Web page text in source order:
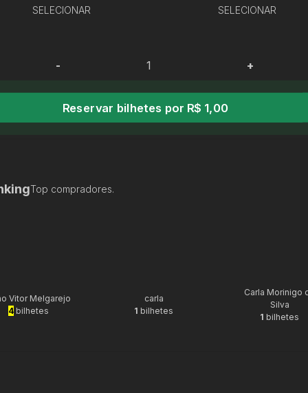
SELECIONAR SELECIONAR
- +
Reservar bilhetes por R$ 1,00
Top compradores.
Vitor Melgarejo
4bilhetes
carla
1 bilhetes
Carla Morinigo
Silva
1 bilhetes